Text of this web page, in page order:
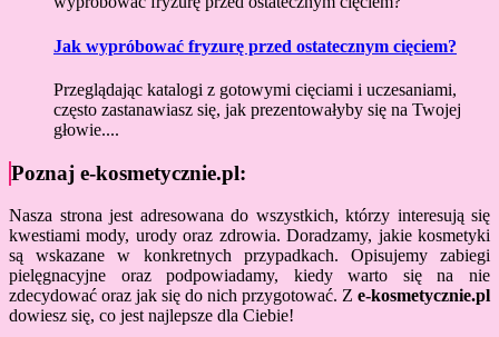
Jak wypróbować fryzurę przed ostatecznym cięciem?
Przeglądając katalogi z gotowymi cięciami i uczesaniami,
często zastanawiasz się, jak prezentowałyby się na Twojej
głowie....
Poznaj e-kosmetycznie.pl:
Nasza strona jest adresowana do wszystkich, którzy interesują się
kwestiami mody, urody oraz zdrowia. Doradzamy, jakie kosmetyki
są wskazane w konkretnych przypadkach. Opisujemy zabiegi
pielęgnacyjne oraz podpowiadamy, kiedy warto się na nie
zdecydować oraz jak się do nich przygotować. Z e-kosmetycznie.pl
dowiesz się, co jest najlepsze dla Ciebie!